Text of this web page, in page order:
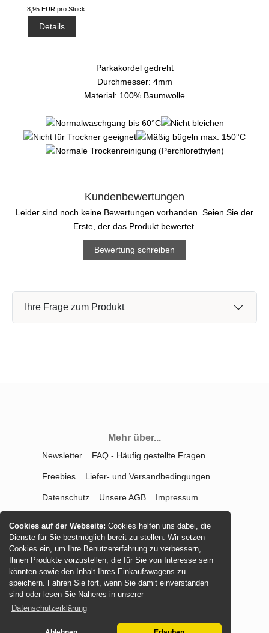
Cookies auf der Webseite:Cookies helfen uns dabei, die
Dienste für Sie bestmöglich bereit zu stellen. Wir setzen
Cookies ein, um Ihre Benutzererfahrung zu verbessern,
Ihnen Produkte vorzustellen, die für Sie von Interesse sein
könnten sowie den Inhalt Ihres Einkaufswagens zu
speichern. Fahren Sie fort, wenn Sie damit einverstanden
sind oder lesen Sie Näheres in unserer
Datenschutzerklärung
8,95 EUR pro Stück
Details
Parkakordel gedreht
Durchmesser: 4mm
Material: 100% Baumwolle
Kundenbewertungen
Leider sind noch keine Bewertungen vorhanden. Seien Sie der
Erste, der das Produkt bewertet.
Bewertung schreiben
Ihre Frage zum Produkt
Mehr über...
Newsletter FAQ - Häufig gestellte Fragen
Freebies Liefer- und Versandbedingungen
Datenschutz Unsere AGB Impressum
Vertrag widerrufen
© 2026 -